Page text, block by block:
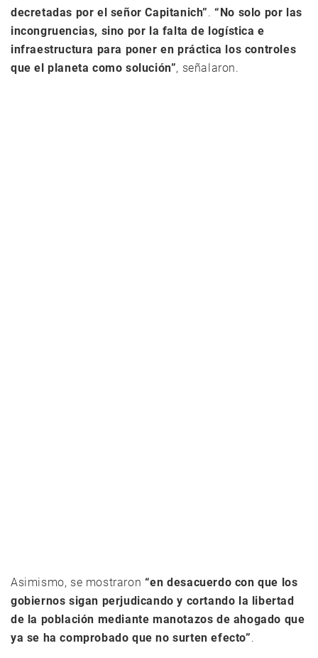
decretadas por el señor Capitanich”.“No solo por las
incongruencias, sino por la falta de logística e
infraestructura para poner en práctica los controles
que el planeta como solución”, señalaron.
Asimismo, se mostraron “en desacuerdo con que los
gobiernos sigan perjudicando y cortando la libertad
de la población mediante manotazos de ahogado que
ya se ha comprobado que no surten efecto”.